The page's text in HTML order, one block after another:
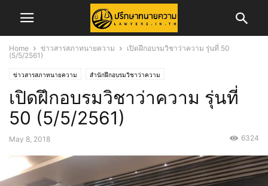
Home ข่าวสารสภาทนายความ
เปิดฝึกอบรมวิชาว่าความ รุ่นที่ 50
(5/5/2561)
ข่าวสารสภาทนายความ สำนักฝึกอบรมวิชาว่าความ
เปิดฝึกอบรมวิชาว่าความ รุ่นที่
50 (5/5/2561)
May 8, 2018 6324